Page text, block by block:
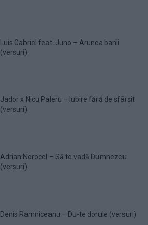
Luis Gabriel feat. Juno – Arunca banii
(versuri)
Jador x Nicu Paleru – Iubire fără de sfârșit
(versuri)
Adrian Norocel – Să te vadă Dumnezeu
(versuri)
Denis Ramniceanu – Du-te dorule (versuri)